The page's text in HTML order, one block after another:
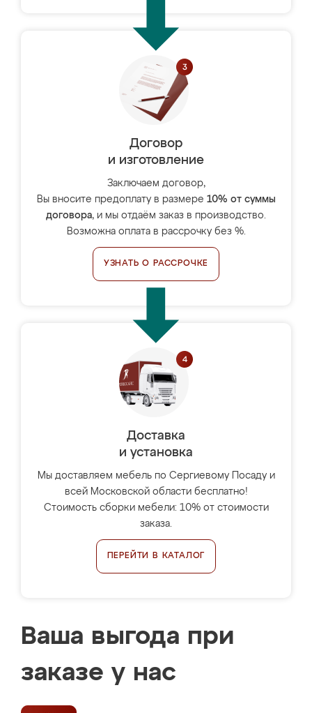
Договор
и изготовление
Заключаем договор,
Вы вносите предоплату в размере 10% от суммы
договора, и мы отдаём заказ в производство.
Возможна оплата в рассрочку без %.
УЗНАТЬ О РАССРОЧКЕ
Доставка
и установка
Мы доставляем мебель по Сергиевому Посаду и
всей Московской области бесплатно!
Стоимость сборки мебели: 10% от стоимости
заказа.
ПЕРЕЙТИ В КАТАЛОГ
Ваша выгода при
заказе у нас